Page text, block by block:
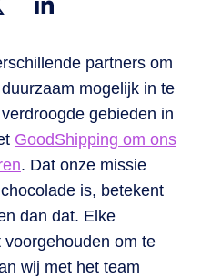
partners om
mogelijk in te
gebieden in
GoodShipping om ons
. Dat onze missie
is, betekent
dan dat. Elke
om te
wij met het team